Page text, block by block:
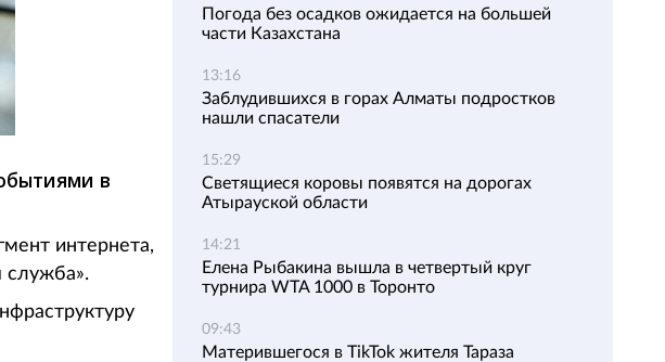
в
интернета,
служба».
Погода без осадков ожидается на большей
части Казахстана
13:16
Заблудившихся в горах Алматы подростков
нашли спасатели
15:29
Светящиеся коровы появятся на дорогах
Атырауской области
14:21
Елена Рыбакина вышла в четвертый круг
турнира WTA 1000 в Торонто
09:43
Матерившегося в TikTok жителя Тараза